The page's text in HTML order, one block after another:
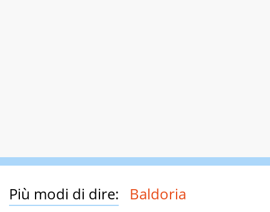
Più modi di dire: Baldoria